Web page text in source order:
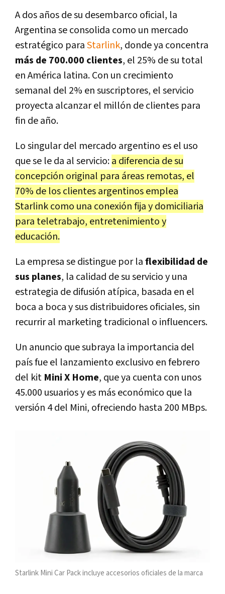
A dos años de su desembarco oficial, la
Argentina se consolida como un mercado
estratégico paraStarlink, donde ya concentra
más de 700.000 clientes, el 25% de su total
en América latina. Con un crecimiento
semanal del 2% en suscriptores, el servicio
proyecta alcanzar el millón de clientes para
fin de año.
Lo singular del mercado argentino es el uso
que se le da al servicio:a diferencia de su
concepción original para áreas remotas, el
70% de los clientes argentinos emplea
Starlink como una conexión fija y domiciliaria
para teletrabajo, entretenimiento y
educación.
La empresa se distingue por laflexibilidad de
sus planes, la calidad de su servicio y una
estrategia de difusión atípica, basada en el
boca a boca y sus distribuidores oficiales, sin
recurrir al marketing tradicional o influencers.
Un anuncio que subraya la importancia del
país fue el lanzamiento exclusivo en febrero
del kit Mini X Home, que ya cuenta con unos
45.000 usuarios y es más económico que la
versión 4 del Mini, ofreciendo hasta 200 MBps.
Starlink Mini Car Pack incluye accesorios oficiales de la marca